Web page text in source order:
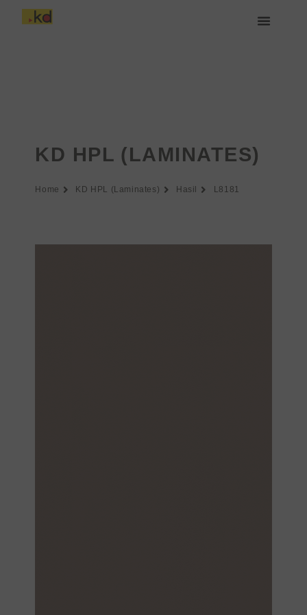
Lewati
KD HPL (LAMINATES)
Home KD HPL (Laminates) Hasil L8181